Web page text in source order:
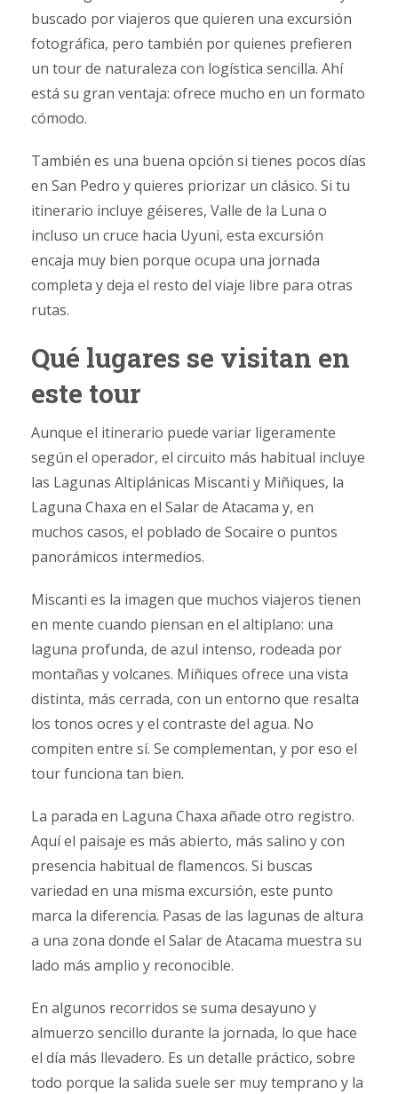
buscado por viajeros que quieren una excursión
fotográfica, pero también por quienes prefieren
un tour de naturaleza con logística sencilla. Ahí
está su gran ventaja: ofrece mucho en un formato
cómodo.
También es una buena opción si tienes pocos días
en San Pedro y quieres priorizar un clásico. Si tu
itinerario incluye géiseres, Valle de la Luna o
incluso un cruce hacia Uyuni, esta excursión
encaja muy bien porque ocupa una jornada
completa y deja el resto del viaje libre para otras
rutas.
Qué lugares se visitan en
este tour
Aunque el itinerario puede variar ligeramente
según el operador, el circuito más habitual incluye
las Lagunas Altiplánicas Miscanti y Miñiques, la
Laguna Chaxa en el Salar de Atacama y, en
muchos casos, el poblado de Socaire o puntos
panorámicos intermedios.
Miscanti es la imagen que muchos viajeros tienen
en mente cuando piensan en el altiplano: una
laguna profunda, de azul intenso, rodeada por
montañas y volcanes. Miñiques ofrece una vista
distinta, más cerrada, con un entorno que resalta
los tonos ocres y el contraste del agua. No
compiten entre sí. Se complementan, y por eso el
tour funciona tan bien.
La parada en Laguna Chaxa añade otro registro.
Aquí el paisaje es más abierto, más salino y con
presencia habitual de flamencos. Si buscas
variedad en una misma excursión, este punto
marca la diferencia. Pasas de las lagunas de altura
a una zona donde el Salar de Atacama muestra su
lado más amplio y reconocible.
En algunos recorridos se suma desayuno y
almuerzo sencillo durante la jornada, lo que hace
el día más llevadero. Es un detalle práctico, sobre
todo porque la salida suele ser muy temprano y la